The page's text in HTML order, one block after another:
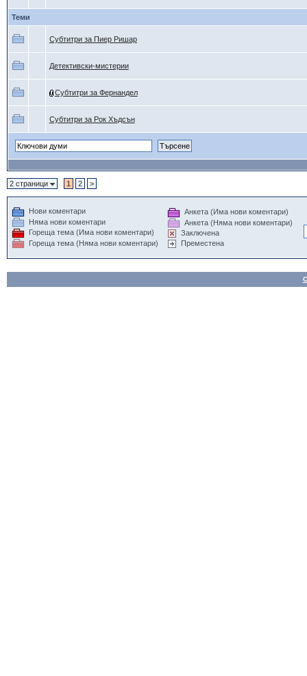
Теми
Субтитри за Пиер Ришар
Детективски-мистерии
Субтитри за Фернандел
Субтитри за Рок Хъдсън
2 страници 1 2 >
Нови коментари
Няма нови коментари
Гореща тема (Има нови коментари)
Гореща тема (Няма нови коментари)
Анкета (Има нови коментари)
Анкета (Няма нови коментари)
Заключена
Преместена